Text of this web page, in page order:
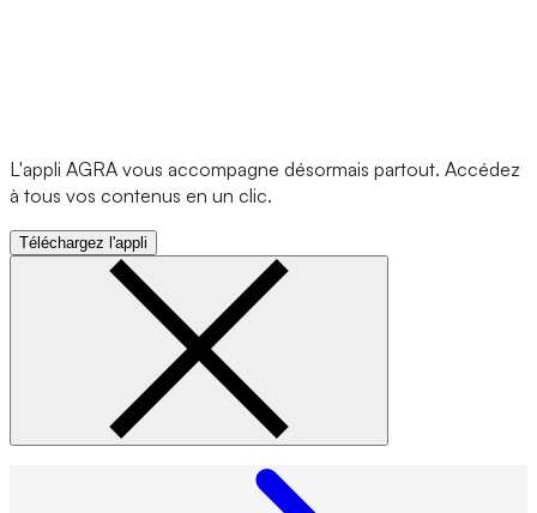
L'appli AGRA vous accompagne désormais partout. Accédez
à tous vos contenus en un clic.
Téléchargez l'appli